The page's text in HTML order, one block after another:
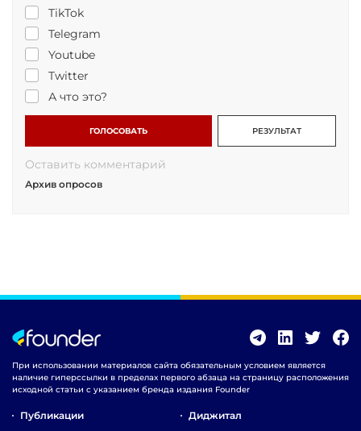
TikTok
Telegram
Youtube
Twitter
А что это?
ГОЛОСОВАТЬ РЕЗУЛЬТАТ
Оставить комментарий
Архив опросов
При использовании материалов сайта обязательным условием является
наличие гиперссылки в пределах первого абзаца на страницу расположения
исходной статьи с указанием бренда издания Founder
Публикации
Диджитал